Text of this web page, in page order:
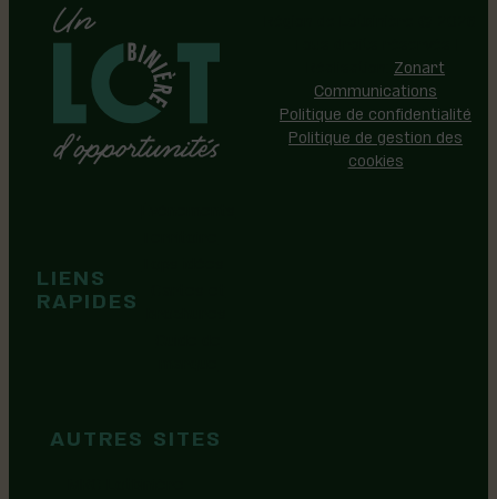
LIENS
Tous droits réservés |
Réalisation:Zonart
Communications
Politique de confidentialité
Politique de gestion des